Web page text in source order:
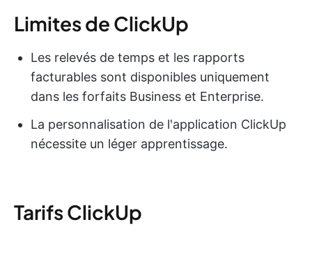
Limites de ClickUp
Les relevés de temps et les rapports
facturables sont disponibles uniquement
dans les forfaits Business et Enterprise.
La personnalisation de l'application ClickUp
nécessite un léger apprentissage.
Tarifs ClickUp